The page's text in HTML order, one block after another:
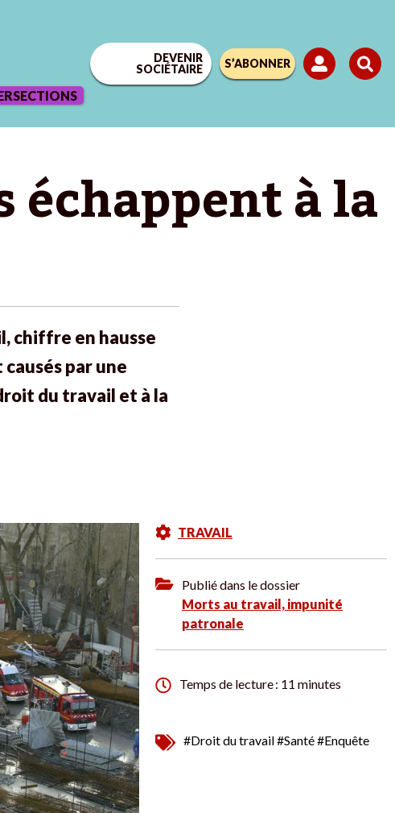
DEVENIR
SOCIÉTAIRE
S’ABONNER
à la
chiffre en hausse
par une
du travail et à la
TRAVAIL
Publié dans le dossier
Morts au travail, impunité
patronale
Temps de lecture : 11 minutes
#Droit du travail#Santé#Enquête